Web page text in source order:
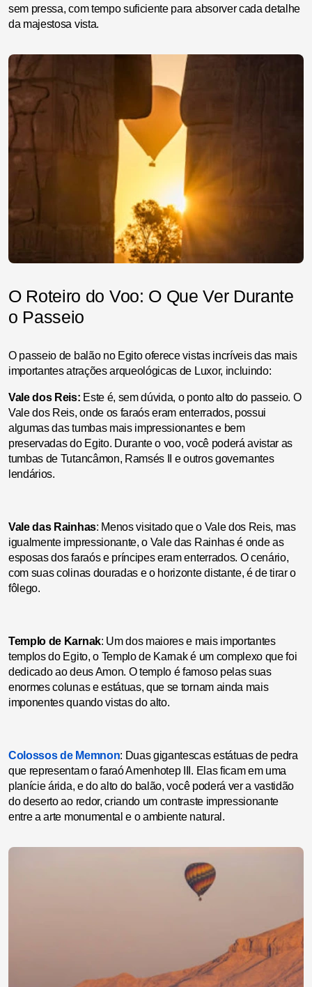
sem pressa, com tempo suficiente para absorver cada detalhe
da majestosa vista.
O Roteiro do Voo: O Que Ver Durante
o Passeio
O passeio de balão no Egito oferece vistas incríveis das mais
importantes atrações arqueológicas de Luxor, incluindo:
Vale dos Reis: Este é, sem dúvida, o ponto alto do passeio. O
Vale dos Reis, onde os faraós eram enterrados, possui
algumas das tumbas mais impressionantes e bem
preservadas do Egito. Durante o voo, você poderá avistar as
tumbas de Tutancâmon, Ramsés II e outros governantes
lendários.
Vale das Rainhas: Menos visitado que o Vale dos Reis, mas
igualmente impressionante, o Vale das Rainhas é onde as
esposas dos faraós e príncipes eram enterrados. O cenário,
com suas colinas douradas e o horizonte distante, é de tirar o
fôlego.
Templo de Karnak: Um dos maiores e mais importantes
templos do Egito, o Templo de Karnak é um complexo que foi
dedicado ao deus Amon. O templo é famoso pelas suas
enormes colunas e estátuas, que se tornam ainda mais
imponentes quando vistas do alto.
Colossos de Memnon: Duas gigantescas estátuas de pedra
que representam o faraó Amenhotep III. Elas ficam em uma
planície árida, e do alto do balão, você poderá ver a vastidão
do deserto ao redor, criando um contraste impressionante
entre a arte monumental e o ambiente natural.